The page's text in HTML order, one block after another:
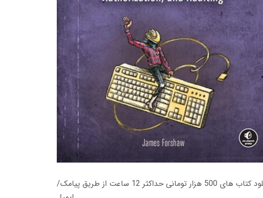
زمان تحویل کتاب های 600 هزار تومانی دانلود فوری از حساب کاربری می باشد، و زمان تحویل لینک دانلود کتاب های 500 هزار تومانی حداکثر 12 ساعت از طریق پیامک/